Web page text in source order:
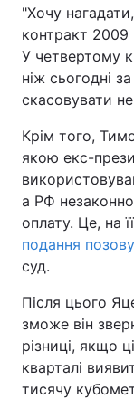
"Хочу
контракт 2009
У четвертому
ніж сьогодні
скасовувати
Крім того,
якою екс-
а РФ
оплату. Це, на
подання позову
суд.
Після цього
зможе він
різниці, якщо
кварталі
тисячу